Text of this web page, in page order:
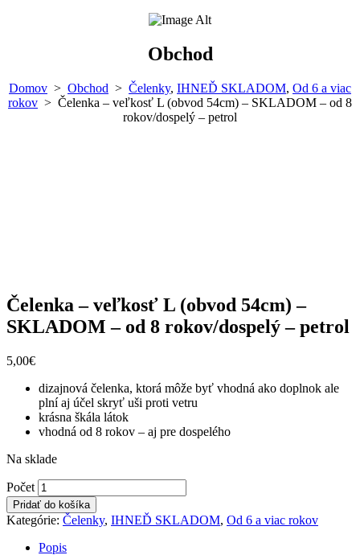
Obchod
Domov > Obchod > Čelenky, IHNEĎ SKLADOM, Od 6 a viac
rokov > Čelenka – veľkosť L (obvod 54cm) – SKLADOM – od 8
rokov/dospelý – petrol
Čelenka – veľkosť L (obvod 54cm) –
SKLADOM – od 8 rokov/dospelý – petrol
5,00€
dizajnová čelenka, ktorá môže byť vhodná ako doplnok ale
plní aj účel skryť uši proti vetru
krásna škála látok
vhodná od 8 rokov – aj pre dospelého
Na sklade
Čelenka
-
veľkosť
L
(obvod
Počet
Pridať do košíka
Kategórie: Čelenky, IHNEĎ SKLADOM, Od 6 a viac rokov
Popis